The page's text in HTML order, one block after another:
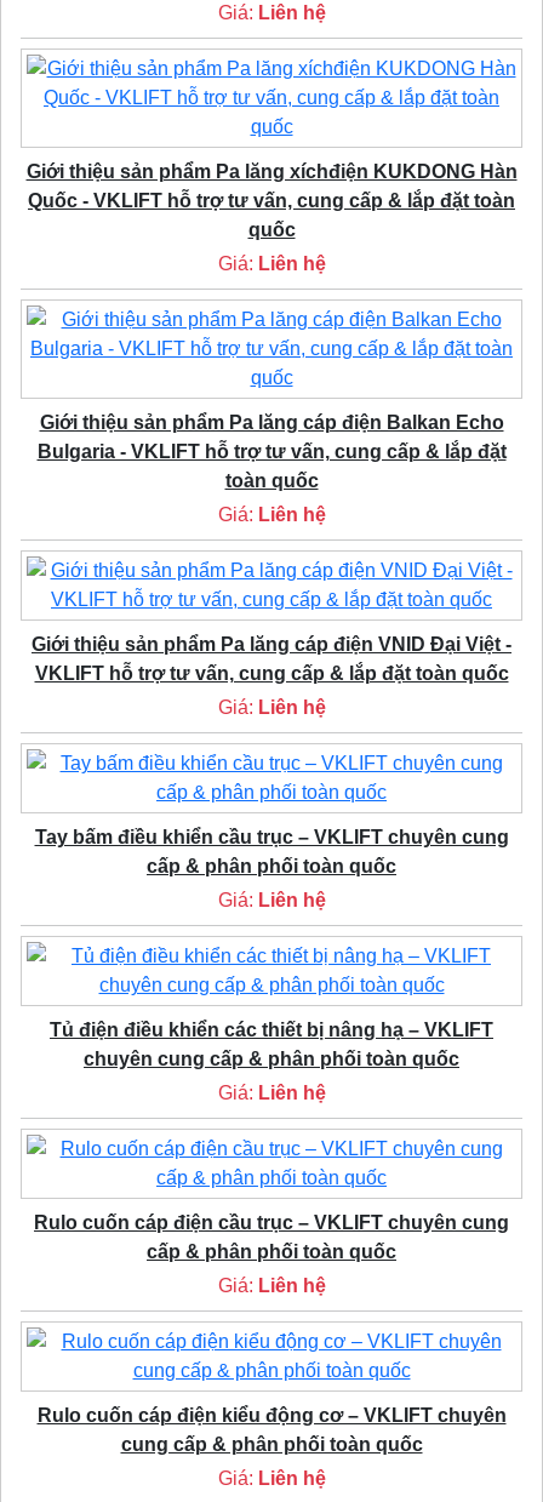
Giá: Liên hệ
Giới thiệu sản phẩm Pa lăng xíchđiện KUKDONG Hàn
Quốc - VKLIFT hỗ trợ tư vấn, cung cấp & lắp đặt toàn
quốc
Giá: Liên hệ
Giới thiệu sản phẩm Pa lăng cáp điện Balkan Echo
Bulgaria - VKLIFT hỗ trợ tư vấn, cung cấp & lắp đặt
toàn quốc
Giá: Liên hệ
Giới thiệu sản phẩm Pa lăng cáp điện VNID Đại Việt -
VKLIFT hỗ trợ tư vấn, cung cấp & lắp đặt toàn quốc
Giá: Liên hệ
Tay bấm điều khiển cầu trục – VKLIFT chuyên cung
cấp & phân phối toàn quốc
Giá: Liên hệ
Tủ điện điều khiển các thiết bị nâng hạ – VKLIFT
chuyên cung cấp & phân phối toàn quốc
Giá: Liên hệ
Rulo cuốn cáp điện cầu trục – VKLIFT chuyên cung
cấp & phân phối toàn quốc
Giá: Liên hệ
Rulo cuốn cáp điện kiểu động cơ – VKLIFT chuyên
cung cấp & phân phối toàn quốc
Giá: Liên hệ